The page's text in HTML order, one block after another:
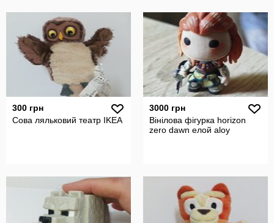
300 грн
Сова ляльковий театр IKEA
3000 грн
Вінілова фігурка horizon
zero dawn елой aloy